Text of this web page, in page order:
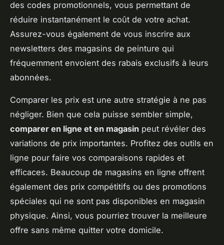
des codes promotionnels, vous permettant de
réduire instantanément le coût de votre achat.
Assurez-vous également de vous inscrire aux
newsletters des magasins de peinture qui
fréquemment envoient des rabais exclusifs à leurs
abonnées.
Comparer les prix est une autre stratégie à ne pas
négliger. Bien que cela puisse sembler simple,
comparer en ligne et en magasin peut révéler des
variations de prix importantes. Profitez des outils en
ligne pour faire vos comparaisons rapides et
efficaces. Beaucoup de magasins en ligne offrent
également des prix compétitifs ou des promotions
spéciales qui ne sont pas disponibles en magasin
physique. Ainsi, vous pourriez trouver la meilleure
offre sans même quitter votre domicile.